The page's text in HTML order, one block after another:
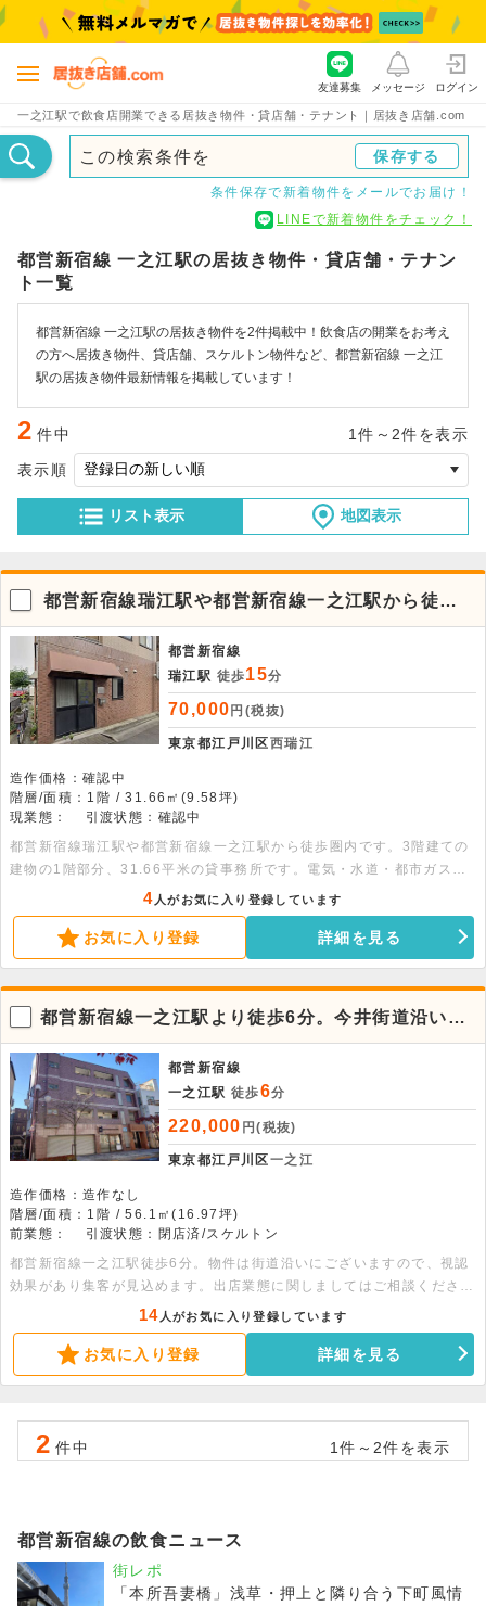
一之江駅で飲食店開業できる居抜き物件・貸店舗・テナント｜居抜き店舗.com
友達募集 メッセージ ログイン
この検索条件を 保存する
条件保存で新着物件をメールでお届け！
LINEで新着物件をチェック！
都営新宿線 一之江駅の居抜き物件・貸店舗・テナン
ト一覧
都営新宿線 一之江駅の居抜き物件を2件掲載中！飲食店の開業をお考え
の方へ居抜き物件、貸店舗、スケルトン物件など、都営新宿線 一之江
駅の居抜き物件最新情報を掲載しています！
2 件中 1件～2件を表示
リスト表示 地図表示
表示順
都営新宿線瑞江駅や都営新宿線一之江駅から徒歩
圏内
都営新宿線
瑞江駅 徒歩15分
70,000 円(税抜)
東京都江戸川区西瑞江
造作価格：確認中
階層/面積：1階 / 31.66㎡(9.58坪)
現業態：
引渡状態：確認中
都営新宿線瑞江駅や都営新宿線一之江駅から徒歩圏内です。3階建ての
建物の1階部分、31.66平米の貸事務所です。電気・水道・都市ガス・
ガス給湯・コンロ（ガス持込）などの設備があります。
4 人がお気に入り登録しています
お気に入り登録 詳細を見る
都営新宿線一之江駅より徒歩6分。今井街道沿いの
好立地1階店舗！
都営新宿線
一之江駅 徒歩6分
220,000 円(税抜)
東京都江戸川区一之江
造作価格：造作なし
階層/面積：1階 / 56.1㎡(16.97坪)
前業態：
引渡状態：閉店済/スケルトン
都営新宿線一之江駅徒歩6分。物件は街道沿いにございますので、視認
効果があり集客が見込めます。出店業態に関しましてはご相談くださ
14 人がお気に入り登録しています
お気に入り登録 詳細を見る
2 件中 1件～2件を表示
都営新宿線の飲食ニュース
街レポ
「本所吾妻橋」浅草・押上と隣り合う下町風情